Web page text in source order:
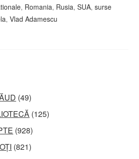
, Romania, Rusia,SUA,surse
,Vlad Adamescu
(49)
(125)
(928)
(821)